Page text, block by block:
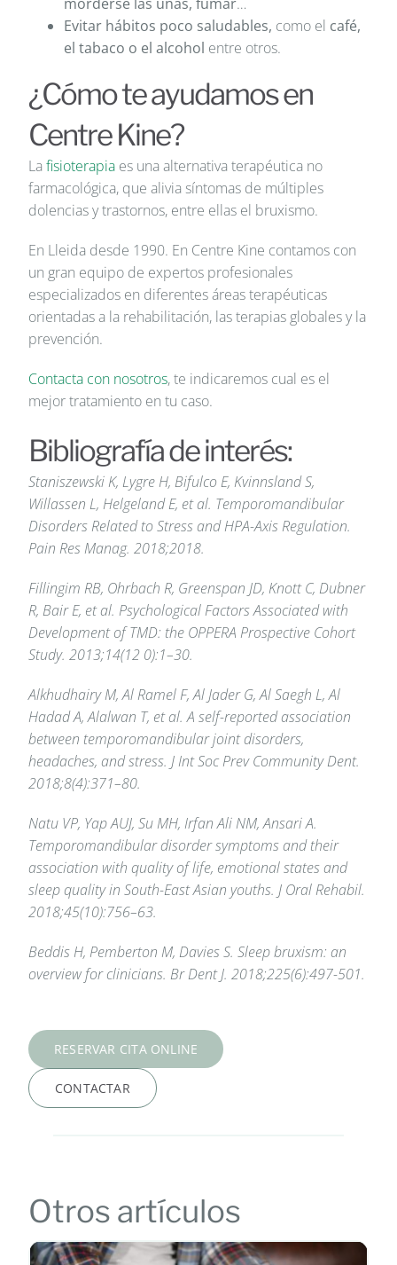
Evitar hábitos poco saludables, como el café,
el tabaco o el alcohol entre otros.
¿Cómo te ayudamos en
Centre Kine?
Lafisioterapiaes una alternativa terapéutica no
farmacológica, que alivia síntomas de múltiples
dolencias y trastornos, entre ellas el bruxismo.
En Lleida desde 1990. En Centre Kine contamos con
un gran equipo de expertos profesionales
especializados en diferentes áreas terapéuticas
orientadas a la rehabilitación, las terapias globales y la
prevención.
Contacta con nosotros, te indicaremos cual es el
mejor tratamiento en tu caso.
Bibliografía de interés:
Staniszewski K, Lygre H, Bifulco E, Kvinnsland S,
Willassen L, Helgeland E, et al. Temporomandibular
Disorders Related to Stress and HPA-Axis Regulation.
Pain Res Manag. 2018;2018.
Fillingim RB, Ohrbach R, Greenspan JD, Knott C, Dubner
R, Bair E, et al. Psychological Factors Associated with
Development of TMD: the OPPERA Prospective Cohort
Study. 2013;14(12 0):1–30.
Alkhudhairy M, Al Ramel F, Al Jader G, Al Saegh L, Al
Hadad A, Alalwan T, et al.A self-reported association
between temporomandibular joint disorders,
headaches, and stress. J Int Soc Prev Community Dent.
2018;8(4):371–80.
Natu VP, Yap AUJ, Su MH, Irfan Ali NM, Ansari A.
Temporomandibular disorder symptoms and their
association with quality of life, emotional states and
sleep quality in South-East Asian youths. J Oral Rehabil.
2018;45(10):756–63.
Beddis H, Pemberton M, Davies S. Sleep bruxism: an
overview for clinicians. Br Dent J. 2018;225(6):497-501.
RESERVAR CITA ONLINE
CONTACTAR
Otros artículos